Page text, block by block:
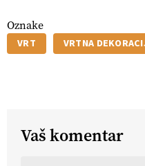
Oznake
VRT VRTNA
Vaš komentar